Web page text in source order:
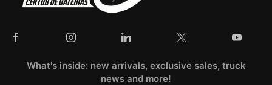
What's inside: new arrivals, exclusive sales, truck
news and more!